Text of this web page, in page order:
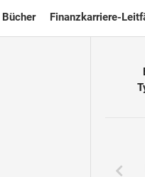
Bücher Finanzkarriere-